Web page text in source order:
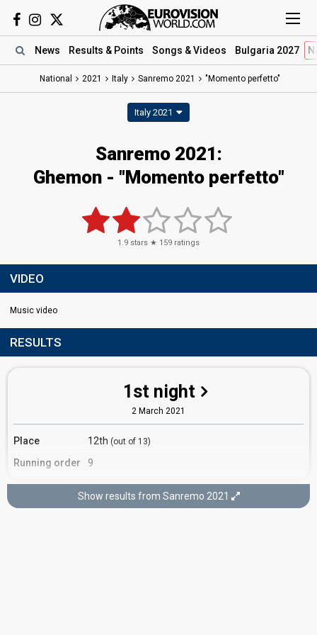
News Results & Points Songs & Videos Bulgaria 2027
National 2021 Italy Sanremo 2021 "Momento perfetto"
Italy 2021
Sanremo 2021:
Ghemon - "Momento perfetto"
1.9 stars ★ 159 ratings
VIDEO
Music video
RESULTS
1st night
2 March 2021
Place 12th (out of 13)
Running order 9
3rd night
Show results from Sanremo 2021